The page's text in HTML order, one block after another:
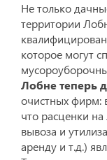
Не только
территории
которое могут
Лобне теперь
очистных фирм:
что расценки
вывоза и
аренду и т.д.)